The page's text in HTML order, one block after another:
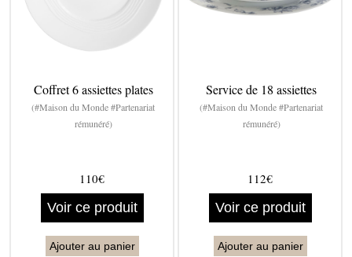
Coffret 6 assiettes plates
(#Maison du Monde #Partenariat
rémunéré)
110€
Voir ce produit
Ajouter au panier
Service de 18 assiettes
(#Maison du Monde #Partenariat
rémunéré)
112€
Voir ce produit
Ajouter au panier